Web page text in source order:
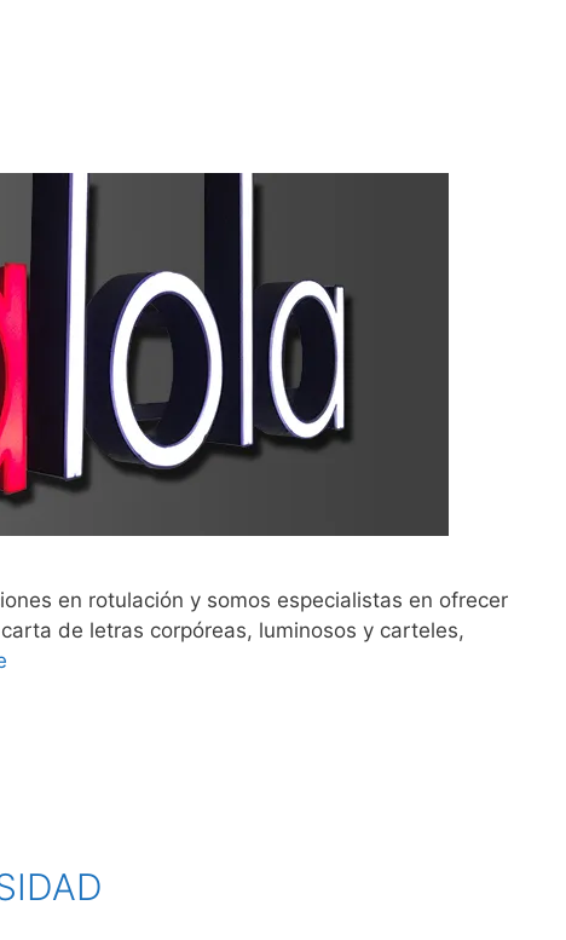
en rotulación y somos especialistas en ofrecer
de letras corpóreas, luminosos y carteles,